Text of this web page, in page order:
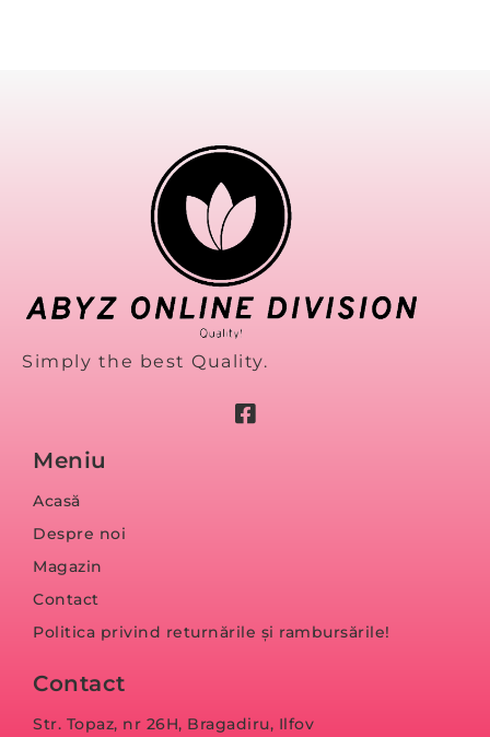
Simply the best Quality.
Meniu
Acasă
Despre noi
Magazin
Contact
Politica privind returnările și rambursările!
Contact
Str. Topaz, nr 26H, Bragadiru, Ilfov